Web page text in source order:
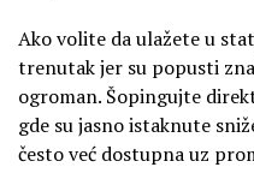
Ako volite da ulažete u
trenutak jer su popusti
ogroman. Šopingujte
gde su jasno istaknute
često već dostupna uz